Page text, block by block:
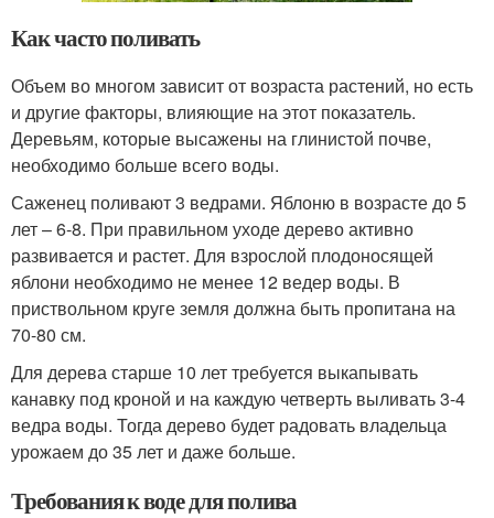
Как часто поливать
Объем во многом зависит от возраста растений, но есть
и другие факторы, влияющие на этот показатель.
Деревьям, которые высажены на глинистой почве,
необходимо больше всего воды.
Саженец поливают 3 ведрами. Яблоню в возрасте до 5
лет – 6-8. При правильном уходе дерево активно
развивается и растет. Для взрослой плодоносящей
яблони необходимо не менее 12 ведер воды. В
приствольном круге земля должна быть пропитана на
70-80 см.
Для дерева старше 10 лет требуется выкапывать
канавку под кроной и на каждую четверть выливать 3-4
ведра воды. Тогда дерево будет радовать владельца
урожаем до 35 лет и даже больше.
Требования к воде для полива